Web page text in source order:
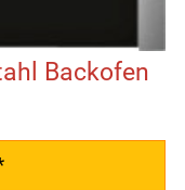
Backofen